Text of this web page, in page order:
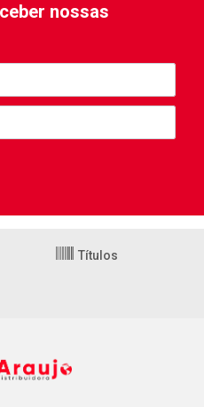
nossas
Títulos